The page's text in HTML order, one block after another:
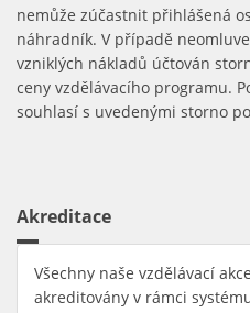
nemůže zúčastnit přihlášená
náhradník. V případě
vzniklých nákladů účtován
ceny vzdělávacího programu.
souhlasí s uvedenými storno
Akreditace
Všechny naše vzdělávací
akreditovány v rámci